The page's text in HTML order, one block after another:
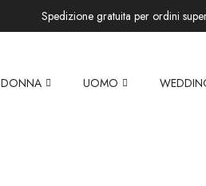
Spedizione gratuita per ordini
DONNA UOMO